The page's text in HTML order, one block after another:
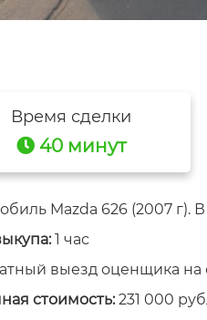
Время сделки
40 минут
Mazda 626 (2007 г).
1 час
выезд оценщика на
стоимость:231 000